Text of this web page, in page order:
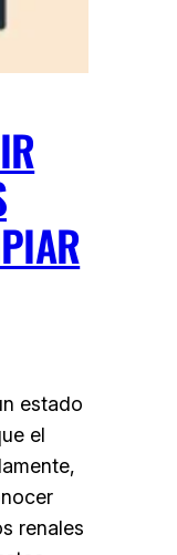
estado
el
renales